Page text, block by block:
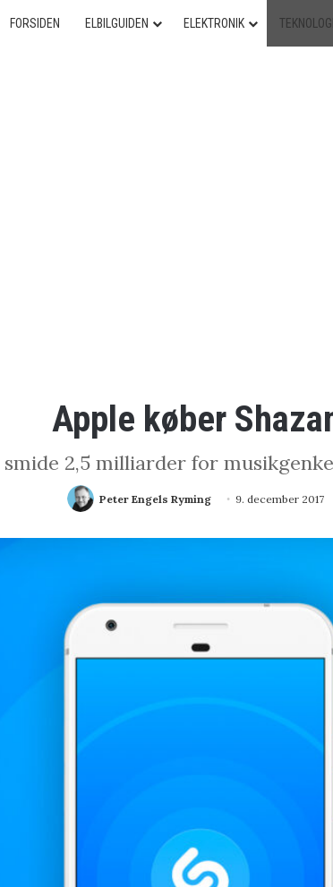
FORSIDEN ELBILGUIDEN ELEKTRONIK TEKNOLOGI
Apple køber
2,5 milliarder for
Peter Engels Ryming 9. december 2017